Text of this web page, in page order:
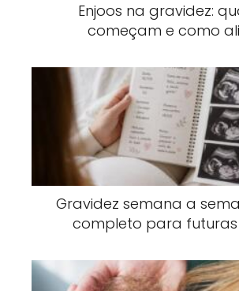
Enjoos na gravidez:
começam e como
Gravidez semana a
completo para